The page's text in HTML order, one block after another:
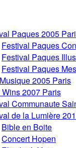
Paques 2005
Festival Paques
Festival Paques
Festival Paques
2005 Paris
2007 Paris
Communaute
de la Lumière
Bible en Boite
Concert Hopen